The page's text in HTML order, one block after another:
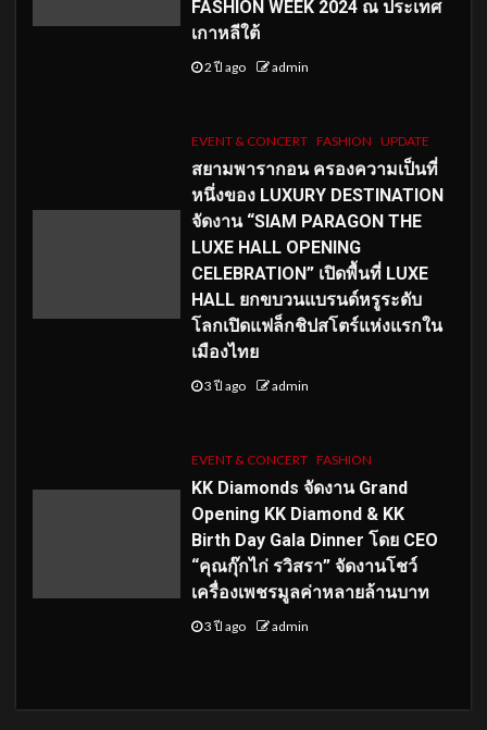
FASHION WEEK 2024 ณ ประเทศ
เกาหลีใต้
2 ปี ago admin
EVENT & CONCERT FASHION UPDATE
สยามพารากอน ครองความเป็นที่
หนึ่งของ LUXURY DESTINATION
จัดงาน “SIAM PARAGON THE
LUXE HALL OPENING
CELEBRATION” เปิดพื้นที่ LUXE
HALL ยกขบวนแบรนด์หรูระดับ
โลกเปิดแฟล็กชิปสโตร์แห่งแรกใน
เมืองไทย
3 ปี ago admin
EVENT & CONCERT FASHION
KK Diamonds จัดงาน Grand
Opening KK Diamond & KK
Birth Day Gala Dinner โดย CEO
“คุณกุ๊กไก่ รวิสรา” จัดงานโชว์
เครื่องเพชรมูลค่าหลายล้านบาท
3 ปี ago admin